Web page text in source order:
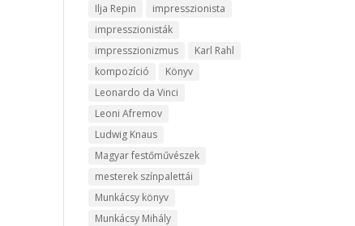
Ilja Repin
impresszionista
impresszionisták
impresszionizmus
Karl Rahl
kompozíció
Könyv
Leonardo da Vinci
Leoni Afremov
Ludwig Knaus
Magyar festőművészek
mesterek színpalettái
Munkácsy könyv
Munkácsy Mihály